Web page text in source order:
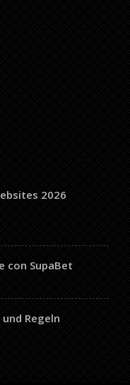
2026
con SupaBet
Regeln